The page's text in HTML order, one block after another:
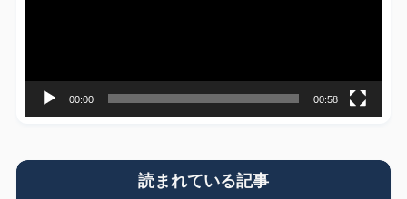
00:00 00:58
読まれている記事